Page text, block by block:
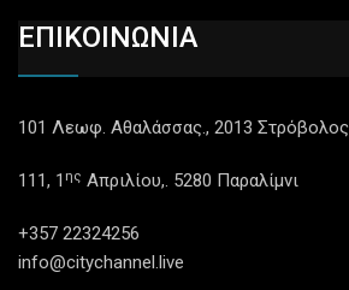
ΕΠΙΚΟΙΝΩΝΙΑ
101 Λεωφ. Αθαλάσσας., 2013 Στρόβολος
111, 1 ης Απριλίου,. 5280 Παραλίμνι
+357 22324256
info@citychannel.live